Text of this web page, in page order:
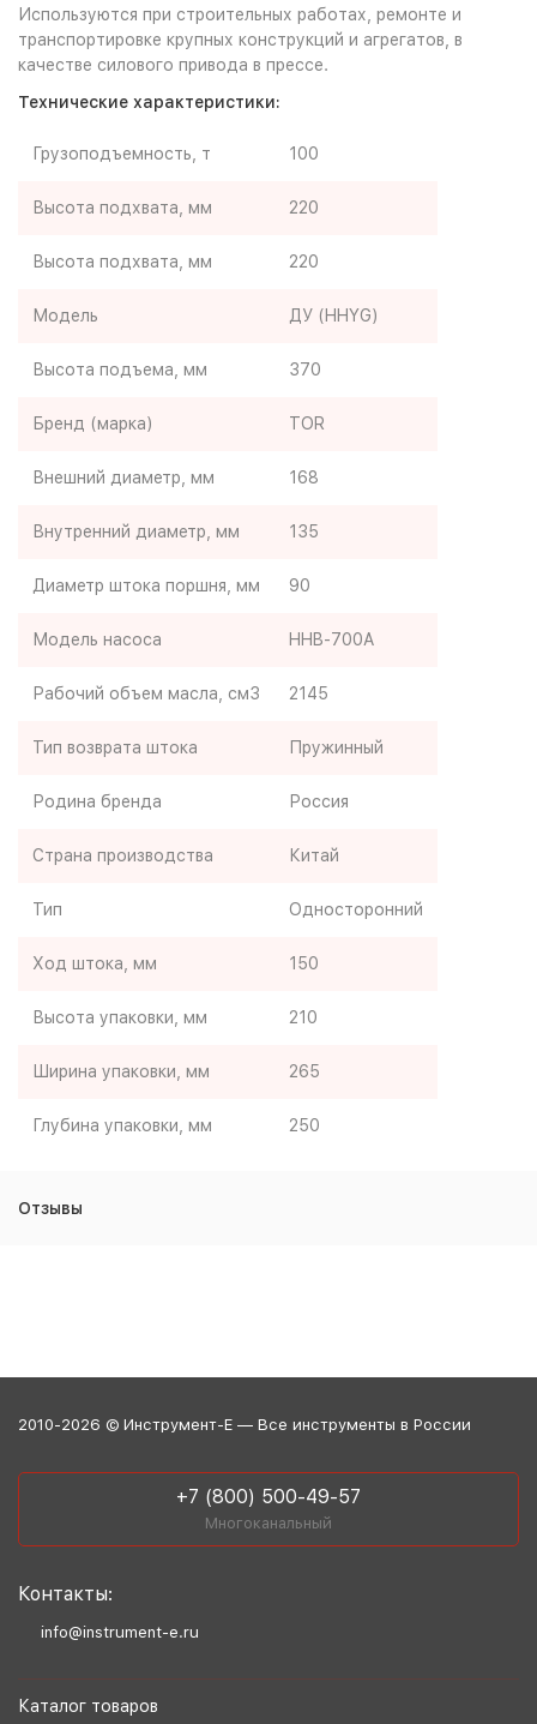
Используются при строительных работах, ремонте и
транспортировке крупных конструкций и агрегатов, в
качестве силового привода в прессе.
Технические характеристики:
Грузоподъемность, т 100
Высота подхвата, мм 220
Высота подхвата, мм 220
Модель ДУ (HHYG)
Высота подъема, мм 370
Бренд (марка) TOR
Внешний диаметр, мм 168
Внутренний диаметр, мм 135
Диаметр штока поршня, мм 90
Модель насоса HHB-700A
Рабочий объем масла, см3 2145
Тип возврата штока Пружинный
Родина бренда Россия
Страна производства Китай
Тип Односторонний
Ход штока, мм 150
Высота упаковки, мм 210
Ширина упаковки, мм 265
Глубина упаковки, мм 250
Отзывы
2010-2026 © Инструмент-Е — Все инструменты в России
+7 (800) 500-49-57
Многоканальный
Контакты:
info@instrument-e.ru
Каталог товаров